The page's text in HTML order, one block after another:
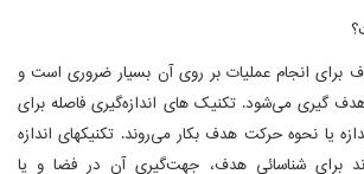
برای انجام عملیات بر روی آن بسیار ضروری است و
گیری می‌شود. تکنیک های اندازه‌گیری فاصله برای
یا نحوه حرکت هدف بکار می‌روند. تکنیکهای اندازه
برای شناسائی هدف، جهت‌گیری آن در فضا و یا